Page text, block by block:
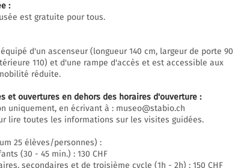
:
est gratuite pour tous.
d'un ascenseur (longueur 140 cm, largeur de porte 90
110) et d'une rampe d'accès et est accessible aux
réduite.
et ouvertures en dehors des horaires d'ouverture :
uniquement, en écrivant à : museo@stabio.ch
lire toutes les informations sur les visites guidées.
25 élèves/personnes) :
(30 - 45 min.) : 130 CHF
secondaires et de troisième cycle (1h - 2h) : 150 CHF